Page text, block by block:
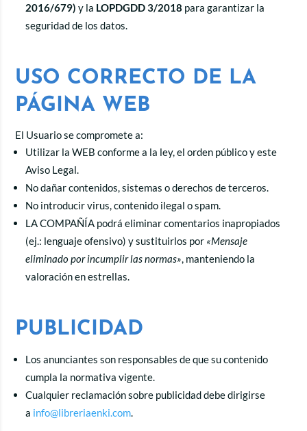
2016/679) y la LOPDGDD 3/2018 para garantizar la
seguridad de los datos.
USO CORRECTO DE LA
PÁGINA WEB
El Usuario se compromete a:
Utilizar la WEB conforme a la ley, el orden público y este
Aviso Legal.
No dañar contenidos, sistemas o derechos de terceros.
No introducir virus, contenido ilegal o spam.
LA COMPAÑÍA podrá eliminar comentarios inapropiados
(ej.: lenguaje ofensivo) y sustituirlos por «Mensaje
eliminado por incumplir las normas», manteniendo la
valoración en estrellas.
PUBLICIDAD
Los anunciantes son responsables de que su contenido
cumpla la normativa vigente.
Cualquier reclamación sobre publicidad debe dirigirse
a info@libreriaenki.com.